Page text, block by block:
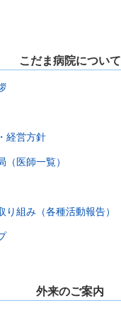
こだま病院について
経営方針
（医師一覧）
り組み（各種活動報告）
外来のご案内